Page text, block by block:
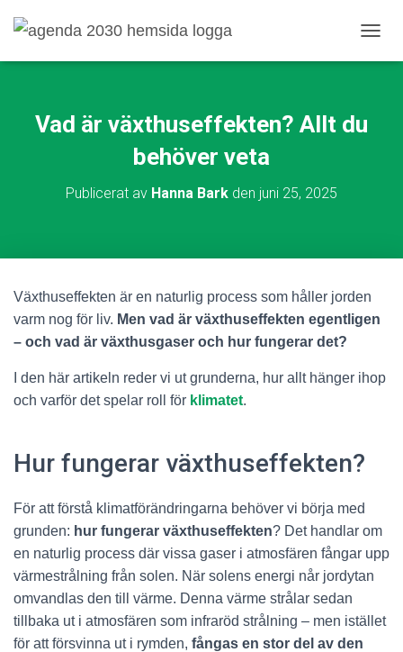
L
I
N
Vad är växthuseffekten? Allt du
behöver veta
Publicerat av Hanna Bark den juni 25, 2025
Växthuseffekten är en naturlig process som håller jorden
varm nog för liv. Men vad är växthuseffekten egentligen
– och vad är växthusgaser och hur fungerar det?
I den här artikeln reder vi ut grunderna, hur allt hänger ihop
och varför det spelar roll för klimatet.
Hur fungerar växthuseffekten?
För att förstå klimatförändringarna behöver vi börja med
grunden: hur fungerar växthuseffekten? Det handlar om
en naturlig process där vissa gaser i atmosfären fångar upp
värmestrålning från solen. När solens energi når jordytan
omvandlas den till värme. Denna värme strålar sedan
tillbaka ut i atmosfären som infraröd strålning – men istället
för att försvinna ut i rymden, fångas en stor del av den